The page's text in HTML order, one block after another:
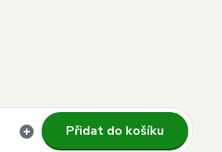
Přidat do košíku